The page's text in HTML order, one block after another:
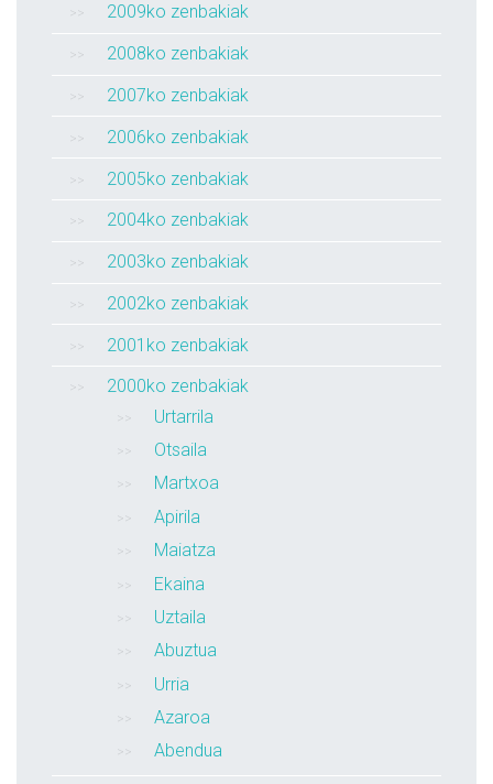
2009ko zenbakiak
2008ko zenbakiak
2007ko zenbakiak
2006ko zenbakiak
2005ko zenbakiak
2004ko zenbakiak
2003ko zenbakiak
2002ko zenbakiak
2001ko zenbakiak
2000ko zenbakiak
Urtarrila
Otsaila
Martxoa
Apirila
Maiatza
Ekaina
Uztaila
Abuztua
Urria
Azaroa
Abendua